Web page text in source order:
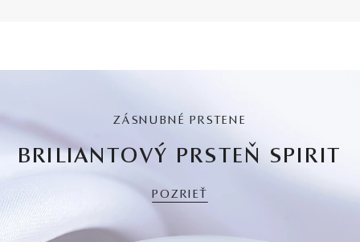
ZÁSNUBNÉ PRSTENE
BRILIANTOVÝ PRSTEŇ SPIRIT
POZRIEŤ